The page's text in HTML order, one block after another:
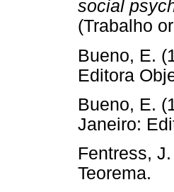
social
(Trabalho
Bueno, E.
Editora
Bueno, E.
Janeiro:
Fentress,